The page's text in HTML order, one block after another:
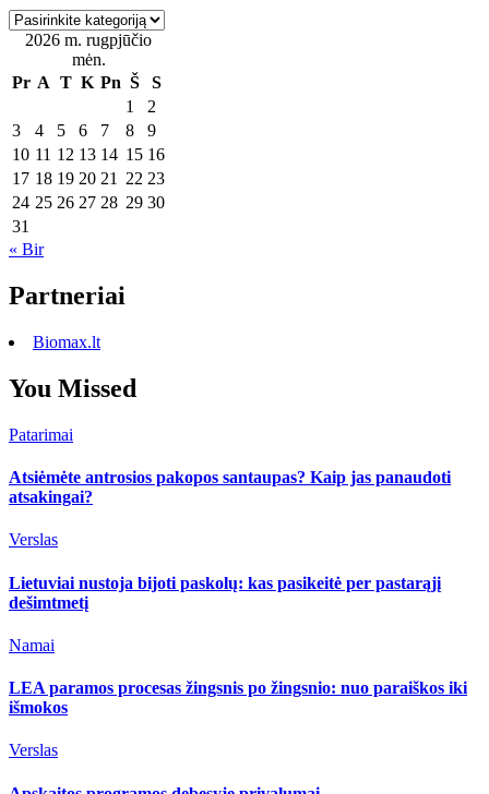
Kategorijos
2026 m. rugpjūčio
mėn.
Pr A T K Pn Š
S
1
2
3
4 5 6 7 8
9
10 11 12 13 14 15 16
17 18 19 20 21 22 23
24 25 26 27 28 29 30
31
« Bir
Partneriai
Biomax.lt
You Missed
Patarimai
Atsiėmėte antrosios pakopos santaupas? Kaip jas panaudoti
atsakingai?
Verslas
Lietuviai nustoja bijoti paskolų: kas pasikeitė per pastarąjį
dešimtmetį
Namai
LEA paramos procesas žingsnis po žingsnio: nuo paraiškos iki
išmokos
Verslas